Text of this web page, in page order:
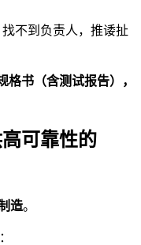
不到负责人，推诿扯
格书（含测试报告），
可靠性的
造。